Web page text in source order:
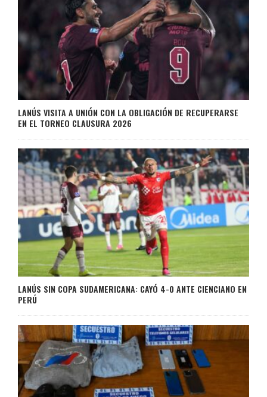
LANÚS VISITA A UNIÓN CON LA OBLIGACIÓN DE RECUPERARSE
EN EL TORNEO CLAUSURA 2026
LANÚS SIN COPA SUDAMERICANA: CAYÓ 4-0 ANTE CIENCIANO EN
PERÚ